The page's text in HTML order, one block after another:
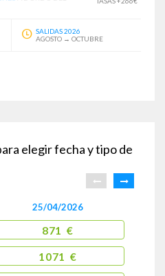
SALIDAS 2026
AGOSTO → OCTUBRE
elegir fecha y tipo de
25/04/2026
871 €
1071 €